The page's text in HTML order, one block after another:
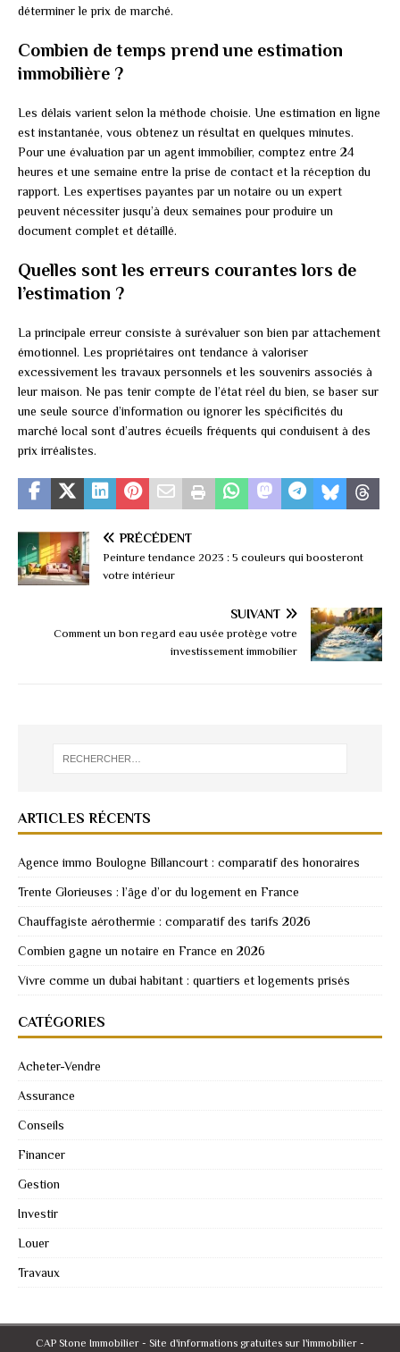
déterminer le prix de marché.
Combien de temps prend une estimation
immobilière ?
Les délais varient selon la méthode choisie. Une estimation en ligne
est instantanée, vous obtenez un résultat en quelques minutes.
Pour une évaluation par un agent immobilier, comptez entre 24
heures et une semaine entre la prise de contact et la réception du
rapport. Les expertises payantes par un notaire ou un expert
peuvent nécessiter jusqu’à deux semaines pour produire un
document complet et détaillé.
Quelles sont les erreurs courantes lors de
l’estimation ?
La principale erreur consiste à surévaluer son bien par attachement
émotionnel. Les propriétaires ont tendance à valoriser
excessivement les travaux personnels et les souvenirs associés à
leur maison. Ne pas tenir compte de l’état réel du bien, se baser sur
une seule source d’information ou ignorer les spécificités du
marché local sont d’autres écueils fréquents qui conduisent à des
prix irréalistes.
PRÉCÉDENT
Peinture tendance 2023 : 5 couleurs qui boosteront
votre intérieur
SUIVANT
Comment un bon regard eau usée protège votre
investissement immobilier
ARTICLES RÉCENTS
Agence immo Boulogne Billancourt : comparatif des honoraires
Trente Glorieuses : l’âge d’or du logement en France
Chauffagiste aérothermie : comparatif des tarifs 2026
Combien gagne un notaire en France en 2026
Vivre comme un dubai habitant : quartiers et logements prisés
CATÉGORIES
Acheter-Vendre
Assurance
Conseils
Financer
Gestion
Investir
Louer
Travaux
CAP Stone Immobilier - Site d'informations gratuites sur l'immobilier -